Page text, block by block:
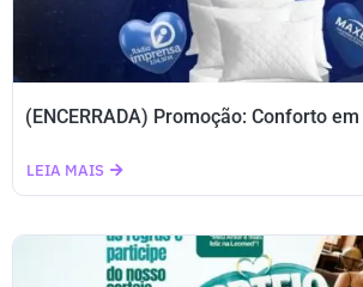
(ENCERRADA) Promoção: Conforto
LEIA MAIS